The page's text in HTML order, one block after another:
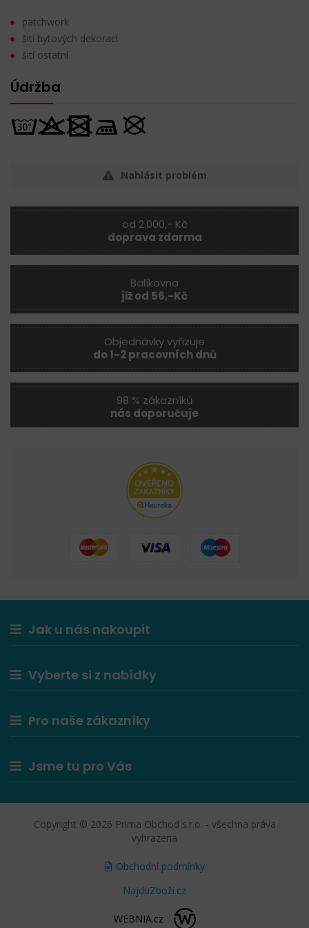
patchwork
šití bytových dekorací
šití ostatní
Údržba
Nahlásit problém
od 2.000,- Kč
doprava zdarma
Balíkovna
již od 56,-Kč
Objednávky vyřizuje
do 1-2 pracovních dnů
98 % zákazníků
nás doporučuje
Jak u nás nakoupit
Vyberte si z nabídky
Pro naše zákazníky
Jsme tu pro Vás
Copyright © 2026 Prima Obchod s.r.o. - všechna práva
vyhrazena
Obchodní podmínky
NajduZboží.cz
WEBNIA.cz